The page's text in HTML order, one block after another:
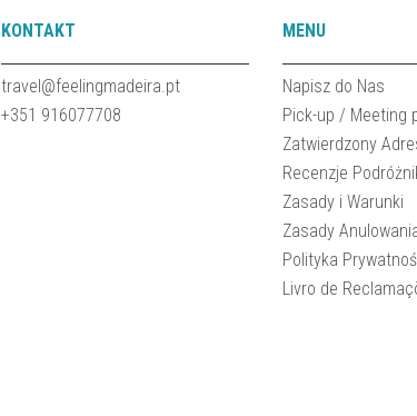
KONTAKT
travel@feelingmadeira.pt
+351 916077708
MENU
Napisz do Nas
Pick-up / Meeting
Zatwierdzony
Recenzje
Zasady i Warunki
Zasady
Polityka
Livro de